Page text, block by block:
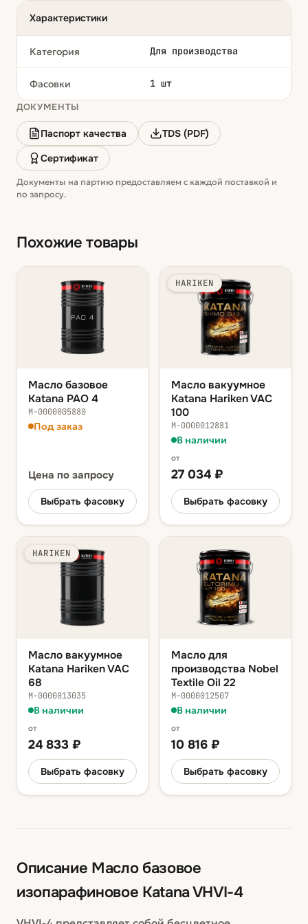
Характеристики
Категория Для производства
Фасовки 1 шт
ДОКУМЕНТЫ
Паспорт качества
TDS (PDF)
Сертификат
Документы на партию предоставляем с каждой поставкой и
по запросу.
Похожие товары
Масло базовое
Katana PAO 4
М-0000005880
Под заказ
Цена по запросу
Выбрать фасовку
HARIKEN
Масло вакуумное
Katana Hariken VAC
100
М-0000012881
В наличии
от
27 034 ₽
Выбрать фасовку
HARIKEN
Масло вакуумное
Katana Hariken VAC
68
М-0000013035
В наличии
от
24 833 ₽
Выбрать фасовку
Масло для
производства Nobel
Textile Oil 22
М-0000012507
В наличии
от
10 816 ₽
Выбрать фасовку
Описание Масло базовое
изопарафиновое Katana VHVI-4